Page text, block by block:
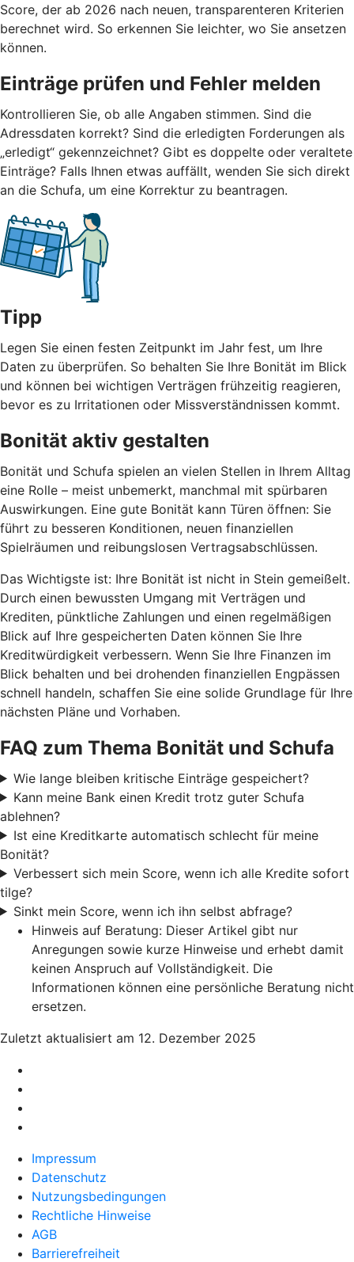
Score, der ab 2026 nach neuen, transparenteren Kriterien
berechnet wird. So erkennen Sie leichter, wo Sie ansetzen
können.
Einträge prüfen und Fehler melden
Kontrollieren Sie, ob alle Angaben stimmen. Sind die
Adressdaten korrekt? Sind die erledigten Forderungen als
„erledigt“ gekennzeichnet? Gibt es doppelte oder veraltete
Einträge? Falls Ihnen etwas auffällt, wenden Sie sich direkt
an die Schufa, um eine Korrektur zu beantragen.
Tipp
Legen Sie einen festen Zeitpunkt im Jahr fest, um Ihre
Daten zu überprüfen. So behalten Sie Ihre Bonität im Blick
und können bei wichtigen Verträgen frühzeitig reagieren,
bevor es zu Irritationen oder Missverständnissen kommt.
Bonität aktiv gestalten
Bonität und Schufa spielen an vielen Stellen in Ihrem Alltag
eine Rolle – meist unbemerkt, manchmal mit spürbaren
Auswirkungen. Eine gute Bonität kann Türen öffnen: Sie
führt zu besseren Konditionen, neuen finanziellen
Spielräumen und reibungslosen Vertragsabschlüssen.
Das Wichtigste ist: Ihre Bonität ist nicht in Stein gemeißelt.
Durch einen bewussten Umgang mit Verträgen und
Krediten, pünktliche Zahlungen und einen regelmäßigen
Blick auf Ihre gespeicherten Daten können Sie Ihre
Kreditwürdigkeit verbessern. Wenn Sie Ihre Finanzen im
Blick behalten und bei drohenden finanziellen Engpässen
schnell handeln, schaffen Sie eine solide Grundlage für Ihre
nächsten Pläne und Vorhaben.
FAQ zum Thema Bonität und Schufa
Wie lange bleiben kritische Einträge gespeichert?
Kann meine Bank einen Kredit trotz guter Schufa
ablehnen?
Ist eine Kreditkarte automatisch schlecht für meine
Bonität?
Verbessert sich mein Score, wenn ich alle Kredite sofort
tilge?
Sinkt mein Score, wenn ich ihn selbst abfrage?
Hinweis auf Beratung: Dieser Artikel gibt nur
Anregungen sowie kurze Hinweise und erhebt damit
keinen Anspruch auf Vollständigkeit. Die
Informationen können eine persönliche Beratung nicht
ersetzen.
Zuletzt aktualisiert am 12. Dezember 2025
Impressum
Datenschutz
Nutzungsbedingungen
Rechtliche Hinweise
AGB
Barrierefreiheit